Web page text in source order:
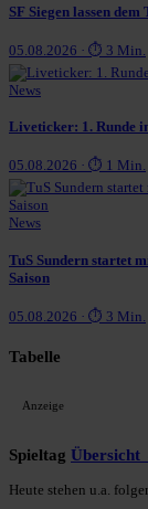
SF Siegen lassen
05.08.2026 · ⏱ 3 Min.
News
Liveticker: 1. Runde
05.08.2026 · ⏱ 1 Min.
News
TuS Sundern startet
Saison
05.08.2026 · ⏱ 3 Min.
Tabelle
Anzeige
Spieltag Übersicht
Heute stehen u.a.